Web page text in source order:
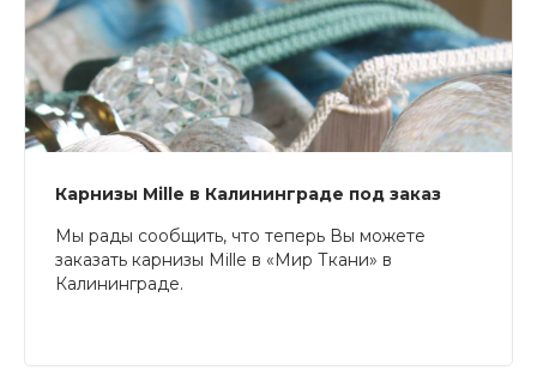
Карнизы Mille в Калининграде под заказ
Мы рады сообщить, что теперь Вы можете
заказать карнизы Mille в «Мир Ткани» в
Калининграде.